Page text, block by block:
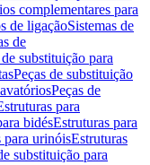
complementares para
de ligaçãoSistemas de
de
de substituição para
Peças de substituição
Peças de
para
bidésEstruturas para
para urinóisEstruturas
substituição para